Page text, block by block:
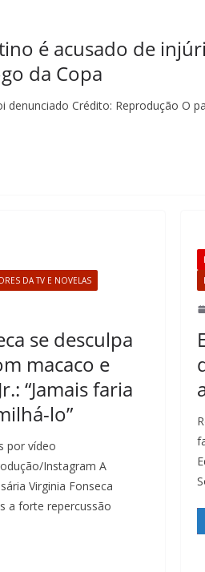
é acusado de
da Copa
denunciado Crédito: Reprodução O
DA TV E NOVELAS
se desculpa
macaco e
“Jamais faria
lo”
por vídeo
Instagram A
Virginia Fonseca
a forte repercussão